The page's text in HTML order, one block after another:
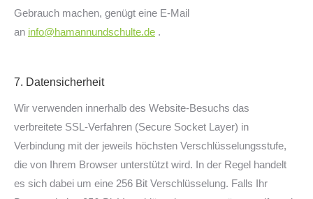
Gebrauch machen, genügt eine E-Mail
an info@hamannundschulte.de .
7. Datensicherheit
Wir verwenden innerhalb des Website-Besuchs das
verbreitete SSL-Verfahren (Secure Socket Layer) in
Verbindung mit der jeweils höchsten Verschlüsselungsstufe,
die von Ihrem Browser unterstützt wird. In der Regel handelt
es sich dabei um eine 256 Bit Verschlüsselung. Falls Ihr